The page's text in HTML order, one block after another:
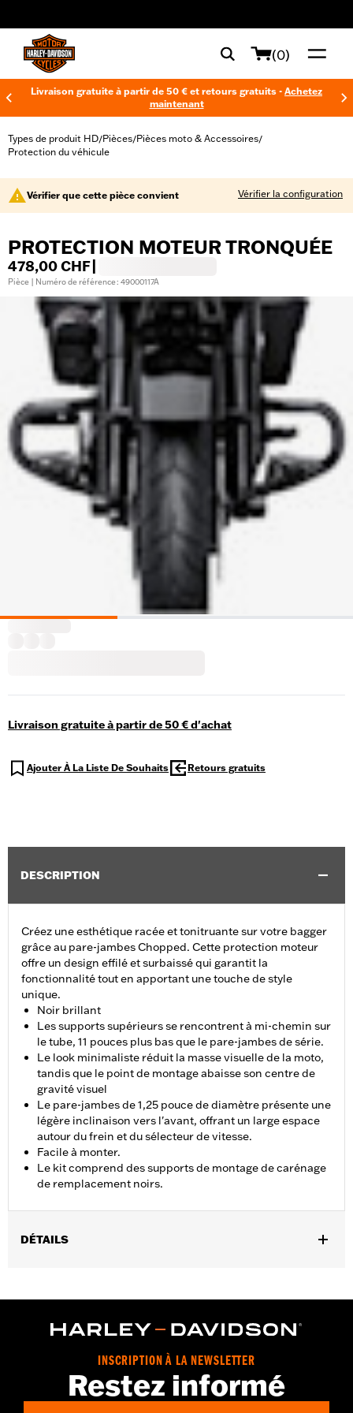
(0)
Livraison gratuite à partir de 50 € et retours gratuits - Achetez
maintenant
Types de produit HD/Pièces/Pièces moto & Accessoires/
Protection du véhicule
Vérifier que cette pièce convient Vérifier la configuration
PROTECTION MOTEUR TRONQUÉE
478,00 CHF
Pièce | Numéro de référence : 49000117A
Livraison gratuite à partir de 50 € d'achat
Ajouter À La Liste De Souhaits Retours gratuits
DESCRIPTION
Créez une esthétique racée et tonitruante sur votre bagger
grâce au pare-jambes Chopped. Cette protection moteur
offre un design effilé et surbaissé qui garantit la
fonctionnalité tout en apportant une touche de style
unique.
Noir brillant
Les supports supérieurs se rencontrent à mi-chemin sur
le tube, 11 pouces plus bas que le pare-jambes de série.
Le look minimaliste réduit la masse visuelle de la moto,
tandis que le point de montage abaisse son centre de
gravité visuel
Le pare-jambes de 1,25 pouce de diamètre présente une
légère inclinaison vers l'avant, offrant un large espace
autour du frein et du sélecteur de vitesse.
Facile à monter.
Le kit comprend des supports de montage de carénage
de remplacement noirs.
DÉTAILS
remplacement en noir.
Instructions d’installation
Chaque
Dans la boîte:Protection moteur, matériel de montage requis,
supports de montage de carénage de remplacement
INSCRIPTION À LA NEWSLETTER
Restez informé